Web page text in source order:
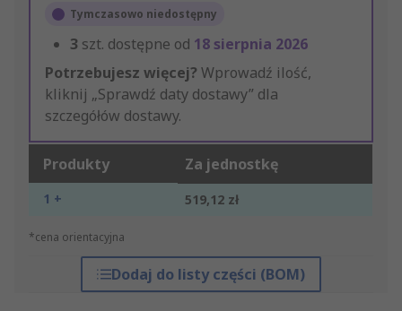
Tymczasowo niedostępny
3 szt. dostępne od 18 sierpnia 2026
Potrzebujesz więcej? Wprowadź ilość,
kliknij „Sprawdź daty dostawy” dla
szczegółów dostawy.
Produkty Za jednostkę
1 + 519,12 zł
*cena orientacyjna
Dodaj do listy części (BOM)